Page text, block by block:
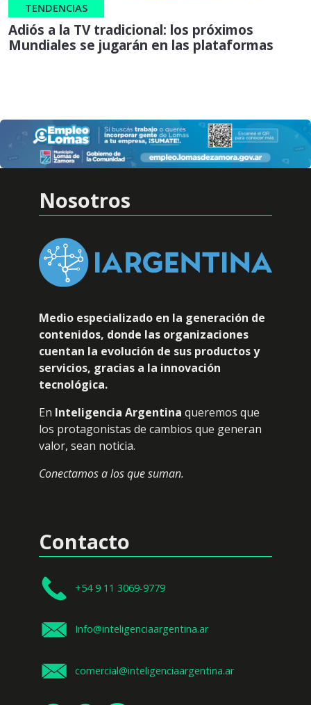
TENDENCIAS
Adiós a la TV tradicional: los próximos
Mundiales se jugarán en las plataformas
Nosotros
Medio especializado en la generación de
contenidos, donde las organizaciones
cuentan la evolución de sus productos y
servicios, gracias a la innovación
tecnológica.
En Inteligencia Argentina queremos que
los protagonistas de cambios que generan
valor, sean noticia.
Conectamos a los que suman.
Contacto
+54 9 11 3069-9779
Info@inteligenciaargentina.ar
comercial@inteligenciaargentina.ar